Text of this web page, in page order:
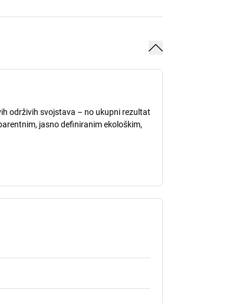
održivih svojstava – no ukupni rezultat
jasno definiranim ekološkim,